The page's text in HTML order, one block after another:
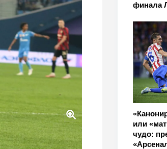
финала
или
чудо: